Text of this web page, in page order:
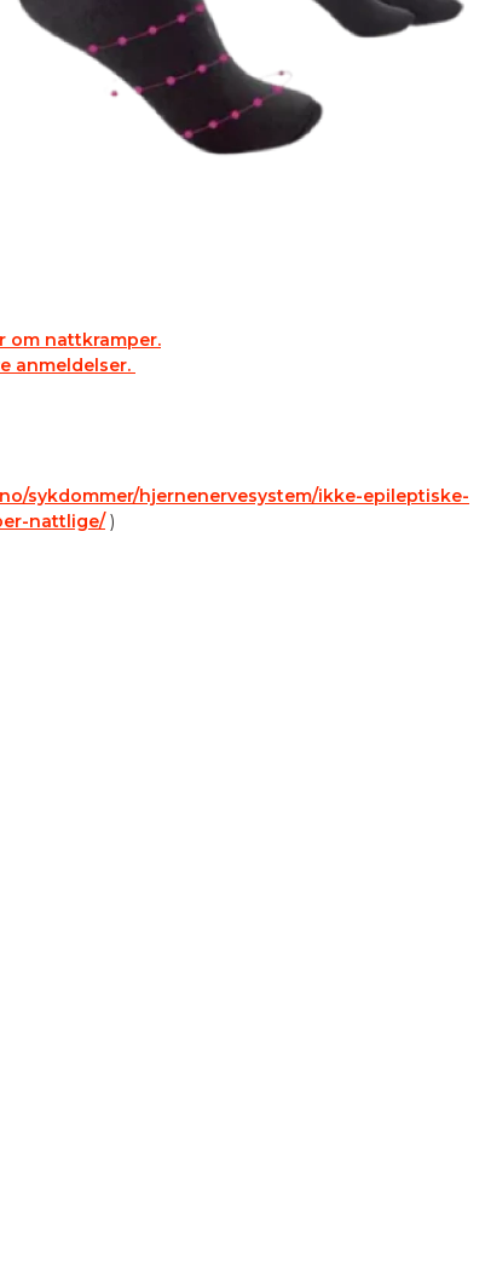
om nattkramper.
anmeldelser.
sykdommer/hjernenervesystem/ikke-epileptiske-
nattlige/ )